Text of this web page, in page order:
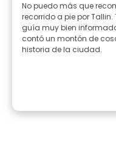
No puedo más que
recorrido a pie por Tallin.
guía muy bien
contó un montón de
historia de la ciudad.